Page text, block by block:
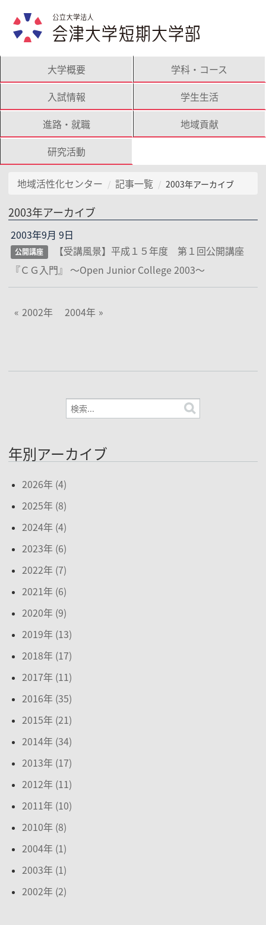
大学概要
学科・コース
入試情報
学生生活
進路・就職
地域貢献
研究活動
地域活性化センター 記事一覧 2003年アーカイブ
2003年アーカイブ
2003年9月 9日
公開講座
【受講風景】平成１５年度 第１回公開講座
『ＣＧ入門』 ～Open Junior College 2003～
2002年 2004年
年別アーカイブ
2026年 (4)
2025年 (8)
2024年 (4)
2023年 (6)
2022年 (7)
2021年 (6)
2020年 (9)
2019年 (13)
2018年 (17)
2017年 (11)
2016年 (35)
2015年 (21)
2014年 (34)
2013年 (17)
2012年 (11)
2011年 (10)
2010年 (8)
2004年 (1)
2003年 (1)
2002年 (2)